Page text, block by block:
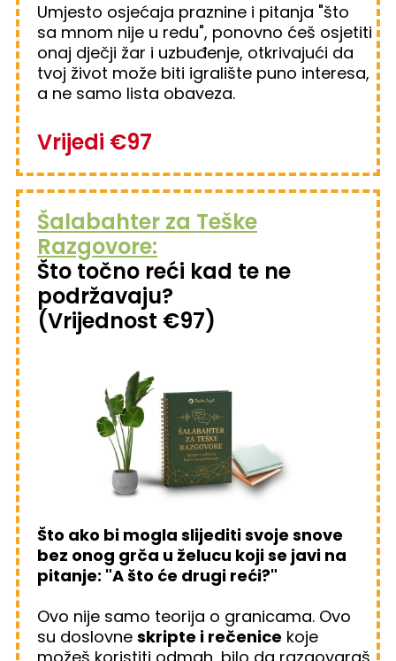
Umjesto osjećaja praznine i pitanja "što
sa mnom nije u redu", ponovno ćeš osjetiti
onaj dječji žar i uzbuđenje, otkrivajući da
tvoj život može biti igralište puno interesa,
a ne samo lista obaveza.
Vrijedi €97
Šalabahter za Teške
Razgovore:
Što točno reći kad te ne
podržavaju?
(Vrijednost €97)
Što ako bi mogla slijediti svoje snove
bez onog grča u želucu koji se javi na
pitanje: "A što će drugi reći?"
Ovo nije samo teorija o granicama. Ovo
su doslovne skripte i rečenice koje